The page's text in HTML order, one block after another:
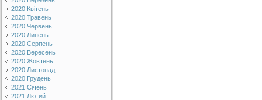
2020 Квітень
2020 Травень
2020 Червень
2020 Липень
2020 Серпень
2020 Вересень
2020 Жовтень
2020 Листопад
2020 Грудень
2021 Січень
2021 Лютий